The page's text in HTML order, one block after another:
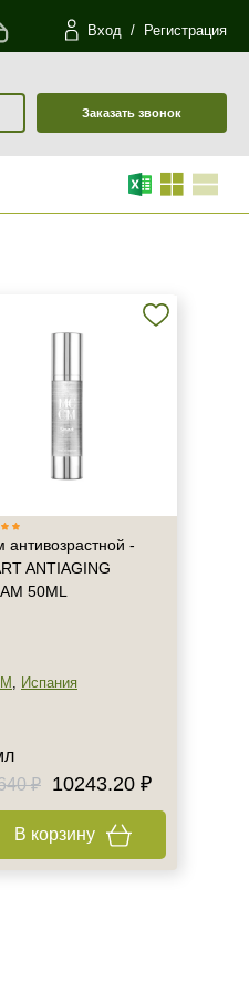
Вход / Регистрация
Заказать звонок
антивозрастной -
ANTIAGING
50ML
, Испания
₽
10243.20 ₽
В корзину